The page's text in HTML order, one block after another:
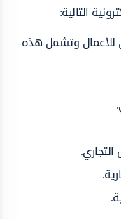
التالية:
للأعمال وتشمل هذه